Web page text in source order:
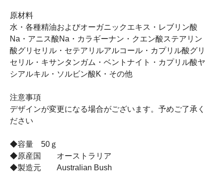
原材料
水・各種精油およびオーガニックエキス・レブリン酸
Na・アニス酸Na・カラギーナン・クエン酸ステアリン
酸グリセリル・セテアリルアルコール・カプリル酸グリ
セリル・キサンタンガム・ベントナイト・カプリル酸ヤ
シアルキル・ソルビン酸K・その他
注意事項
デザインが変更になる場合がございます。予めご了承く
ださい
◆容量 50ｇ
◆原産国 オーストラリア
◆製造元 Australian Bush